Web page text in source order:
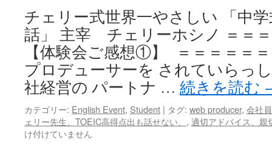
チェリー式世界一やさしい 「中
話」 主宰 チェリーホシノ ＝＝
【体験会ご感想①】 ＝＝＝＝＝
プロデューサーを されていらっ
社経営の パートナ … 続きを読む
カテゴリー: English Event, Student | タグ: web producer, 会社
ェリー先生、TOEIC高得点出も話せない、 , 適切アドバイス、親
け付けていません